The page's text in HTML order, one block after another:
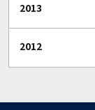
2013
2012